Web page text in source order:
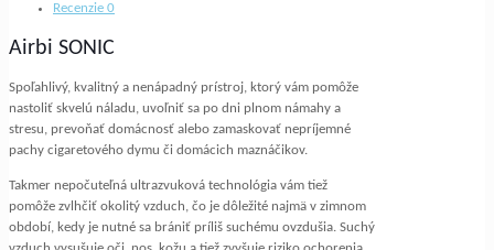
Recenzie 0
Airbi SONIC
Spoľahlivý, kvalitný a nenápadný prístroj, ktorý vám pomôže
nastoliť skvelú náladu, uvoľniť sa po dni plnom námahy a
stresu, prevoňať domácnosť alebo zamaskovať nepríjemné
pachy cigaretového dymu či domácich maznáčikov.
Takmer nepočuteľná ultrazvuková technológia vám tiež
pomôže zvlhčiť okolitý vzduch, čo je dôležité najmä v zimnom
období, kedy je nutné sa brániť príliš suchému ovzdušia. Suchý